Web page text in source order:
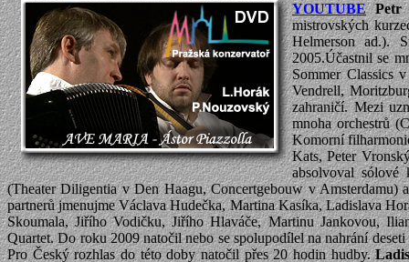
YOUTUBE
Petr
mistrovských
Helmerson ad.).
2005.Účastnil se
Sommer Classics
Vendrell,
zahraničí. Mezi
mnoha orchestrů
Komorní
Kats, Peter
absolvoval sólové
(Theater Diligentia v Den Haagu, Concertgebouw v
partnerů jmenujme Václava Hudečka, Martina Kasíka, Ladislava
Skoumala, Jiřího Vodičku, Jiřího Hlaváče, Martinu Jankovou,
Quartet. Do roku 2009 natočil nebo se spolupodílel na nahrání
Pro Český rozhlas do této doby natočil přes 20 hodin hudby.